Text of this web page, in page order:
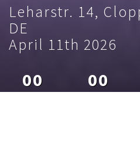
Leharstr. 14,
DE
April 11th 2026
00 00